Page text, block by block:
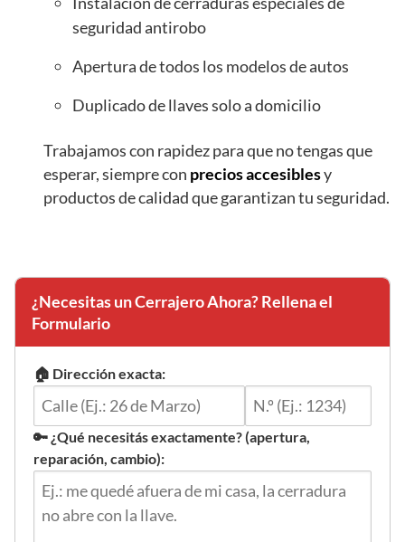
seguridad antirobo
Apertura de todos los modelos de autos
Duplicado de llaves solo a domicilio
Trabajamos con rapidez para que no tengas que
esperar, siempre con precios accesiblesy
productos de calidad que garantizan tu seguridad.
¿Necesitas un Cerrajero Ahora? Rellena el
Formulario
🏠 Dirección exacta:
🔑 ¿Qué necesitás exactamente? (apertura,
reparación, cambio):